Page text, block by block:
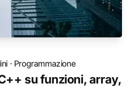
· Programmazione
su funzioni, array,